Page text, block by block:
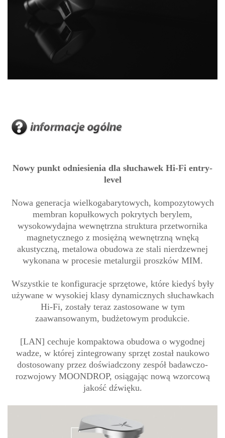
Nowy punkt odniesienia dla słuchawek Hi-Fi entry-
level
Nowa generacja wielkogabarytowych, kompozytowych
membran kopułkowych pokrytych berylem,
wysokowydajna wewnętrzna struktura przetwornika
magnetycznego z mosiężną wewnętrzną wnęką
akustyczną, metalowa obudowa ze stali nierdzewnej
wykonana w procesie metalurgii proszków MIM.
Wszystkie te konfiguracje sprzętowe, które kiedyś były
używane w wysokiej klasy dynamicznych słuchawkach
Hi-Fi, zostały teraz zastosowane w tym
zaawansowanym, budżetowym produkcie.
[LAN] cechuje kompaktowa obudowa o wygodnej
wadze, w której zintegrowany sprzęt został naukowo
dostosowany przez doświadczony zespół badawczo-
rozwojowy MOONDROP, osiągając nową wzorcową
jakość dźwięku.